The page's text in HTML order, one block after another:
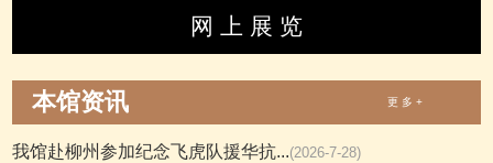
网 上 展 览
本馆资讯 更 多 +
我馆赴柳州参加纪念飞虎队援华抗...(2026-7-28)